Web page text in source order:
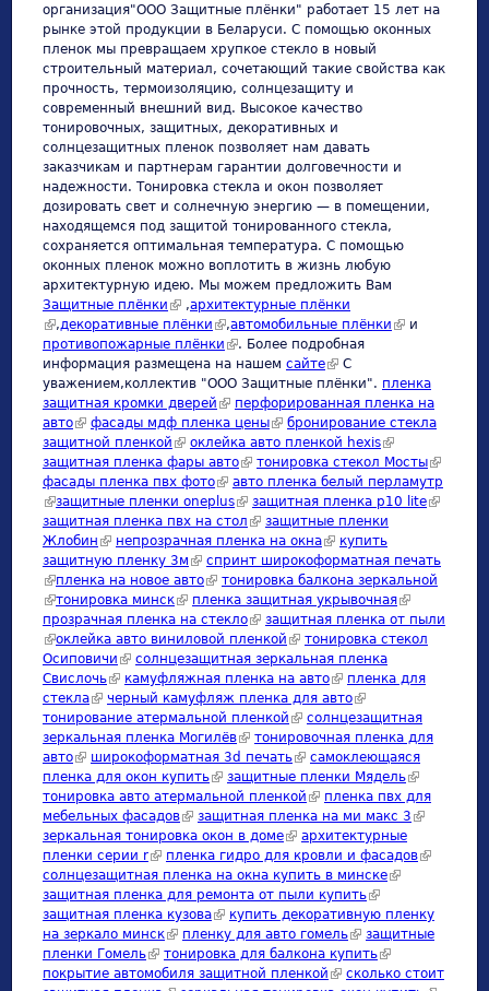
организация"ООО Защитные плёнки" работает 15 лет на
рынке этой продукции в Беларуси. С помощью оконных
пленок мы превращаем хрупкое стекло в новый
строительный материал, сочетающий такие свойства как
прочность, термоизоляцию, солнцезащиту и
современный внешний вид. Высокое качество
тонировочных, защитных, декоративных и
солнцезащитных пленок позволяет нам давать
заказчикам и партнерам гарантии долговечности и
надежности. Тонировка стекла и окон позволяет
дозировать свет и солнечную энергию — в помещении,
находящемся под защитой тонированного стекла,
сохраняется оптимальная температура. С помощью
оконных пленок можно воплотить в жизнь любую
архитектурную идею. Мы можем предложить Вам
Защитные плёнки (link is external)
,архитектурные плёнки
(link is external)
,декоративные плёнки (link is external)
,автомобильные плёнки (link is
и
противопожарные плёнки (link is external)
. Более подробная
информация размещена на нашем сайте(link is external)
С
уважением,коллектив "ООО Защитные плёнки". пленка
защитная кромки дверей (link is external)
перфорированная пленка на
авто(link is external)
фасады мдф пленка цены(link is external)
бронирование стекла
защитной пленкой (link is external)
оклейка авто пленкой hexis(link is external)
защитная пленка фары авто(link is external)
тонировка стекол Мосты(link is
external)
фасады пленка пвх фото(link is external)
авто пленка белый перламутр
(link is external)
защитные пленки oneplus(link is external)
защитная пленка p10 lite(link is
защитная пленка пвх на стол (link is external)
защитные пленки
Жлобин (link is external)
непрозрачная пленка на окна(link is external)
купить
защитную пленку 3м (link is external)
спринт широкоформатная печать
(link is external)
пленка на новое авто(link is external)
тонировка балкона зеркальной
(link is external)
тонировка минск(link is external)
пленка защитная укрывочная(link is
external)
прозрачная пленка на стекло(link is external)
защитная пленка от пыли
(link is external)
оклейка авто виниловой пленкой (link is external)
тонировка стекол
Осиповичи (link is external)
солнцезащитная зеркальная пленка
Свислочь(link is external)
камуфляжная пленка на авто(link is external)
пленка для
стекла(link is external)
черный камуфляж пленка для авто(link is external)
тонирование атермальной пленкой (link is external)
солнцезащитная
зеркальная пленка Могилёв(link is external)
тонировочная пленка для
авто(link is external)
широкоформатная 3d печать(link is external)
самоклеющаяся
пленка для окон купить(link is external)
защитные пленки Мядель(link is
external)
тонировка авто атермальной пленкой (link is external)
пленка пвх для
мебельных фасадов(link is external)
защитная пленка на ми макс 3 (link is
зеркальная тонировка окон в доме(link is external)
архитектурные
пленки серии r(link is external)
пленка гидро для кровли и фасадов(link is
солнцезащитная пленка на окна купить в минске(link is
защитная пленка для ремонта от пыли купить(link is external)
защитная пленка кузова(link is external)
купить декоративную пленку
на зеркало минск(link is external)
пленку для авто гомель(link is external)
защитные
пленки Гомель(link is external)
тонировка для балкона купить(link is external)
покрытие автомобиля защитной пленкой (link is external)
сколько стоит